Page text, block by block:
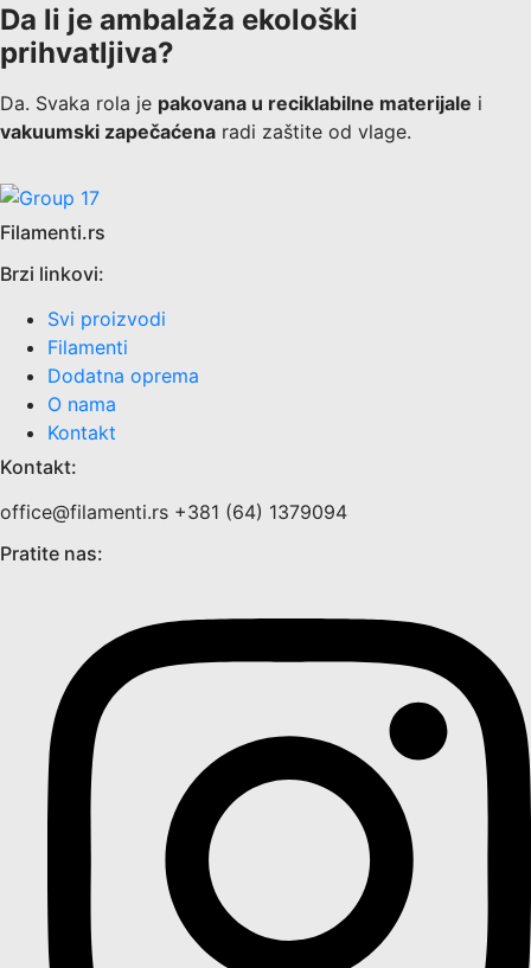
Da li je ambalaža ekološki
prihvatljiva?
Da. Svaka rola je pakovana u reciklabilne materijale i
vakuumski zapečaćena radi zaštite od vlage.
Filamenti.rs
Brzi linkovi:
Svi proizvodi
Filamenti
Dodatna oprema
O nama
Kontakt
Kontakt:
office@filamenti.rs +381 (64) 1379094
Pratite nas: